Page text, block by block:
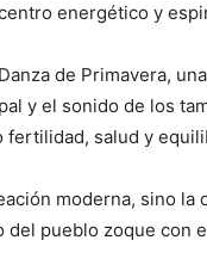
energético y
de Primavera,
y el sonido de los
salud y
moderna, sino la
pueblo zoque con